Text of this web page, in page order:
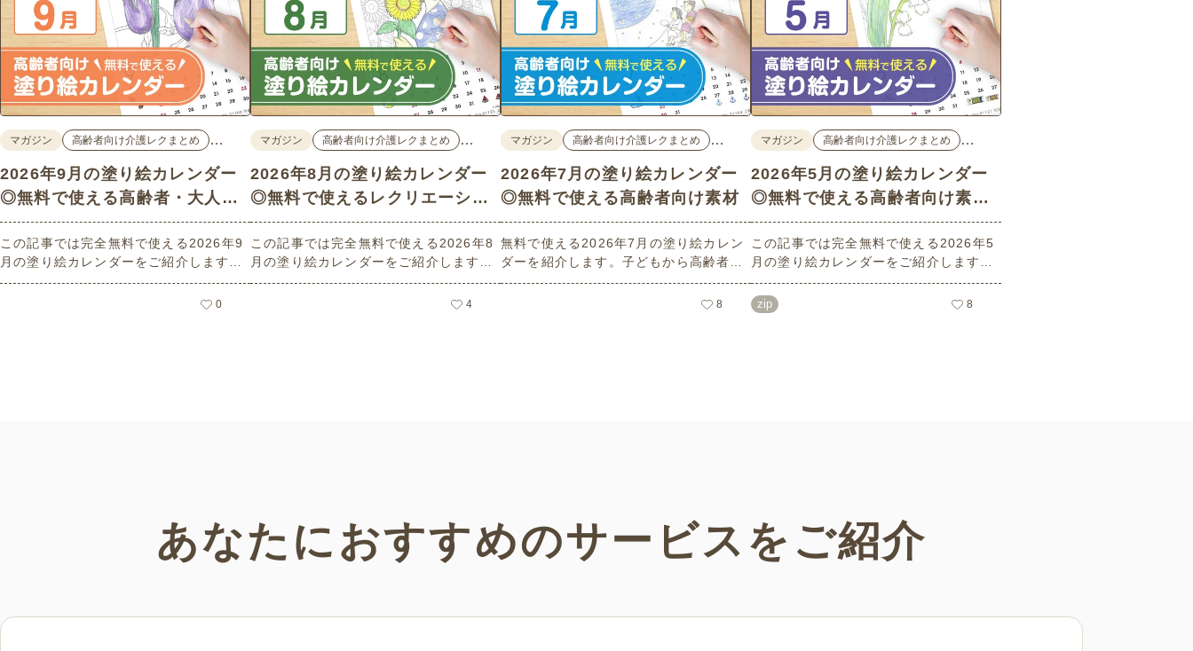
マガジン 高齢者向け介護レクまとめ …
2026年9月の塗り絵カレンダー
◎無料で使える高齢者・大人向
け素材
この記事では完全無料で使える2026年9
月の塗り絵カレンダーをご紹介します。
人気で定番のお花モチーフのイラストや
秋の思い出のイラストなど、使いやすい
0
マガジン 高齢者向け介護レクまとめ …
2026年8月の塗り絵カレンダー
◎無料で使えるレクリエーショ
ン素材
この記事では完全無料で使える2026年8
月の塗り絵カレンダーをご紹介します。
人気で定番のお花モチーフのイラストや
夏の思い出のイラストなど、使いやすい
4
マガジン 高齢者向け介護レクまとめ …
2026年7月の塗り絵カレンダー
◎無料で使える高齢者向け素材
無料で使える2026年7月の塗り絵カレン
ダーを紹介します。子どもから高齢者ま
でどなたでもお使いいただけて、花や植
物などの人気モチーフもあり、簡単なも
8
マガジン 高齢者向け介護レクまとめ …
2026年5月の塗り絵カレンダー
◎無料で使える高齢者向け素材
集
この記事では完全無料で使える2026年5
月の塗り絵カレンダーをご紹介します。
こどもの日や母の日などの季節感を感じ
られる塗り絵が満載です！商用フリーで
さまざまなシーンで無制限でお使いいた
zip 8
あなたにおすすめのサービスをご紹介